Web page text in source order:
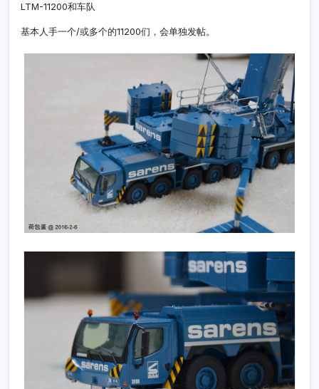
LTM-11200和车队
基本人手一个/或多个的11200们，会单独发帖。